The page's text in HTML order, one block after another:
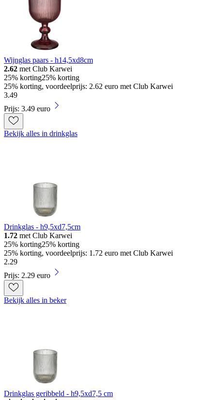
Wijnglas paars - h14,5xd8cm
2.62 met Club Karwei
25% korting25% korting
25% korting, voordeelprijs: 2.62 euro met Club Karwei
3.49
Prijs: 3.49 euro
Bekijk alles in drinkglas
Drinkglas - h9,5xd7,5cm
1.72 met Club Karwei
25% korting25% korting
25% korting, voordeelprijs: 1.72 euro met Club Karwei
2.29
Prijs: 2.29 euro
Bekijk alles in beker
Drinkglas geribbeld - h9,5xd7,5 cm